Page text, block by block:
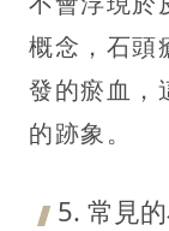
概念，石頭
發的瘀血，
的跡象。
5. 常見